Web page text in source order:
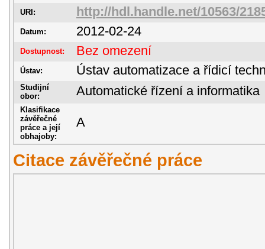
URI: http://hdl.handle.net/10563/
Datum: 2012-02-24
Dostupnost: Bez omezení
Ústav: Ústav automatizace a řídicí
Studijní
obor:
Automatické řízení a informatika
Klasifikace
závěřečné
práce a její
obhajoby:
A
Citace závěřečné práce